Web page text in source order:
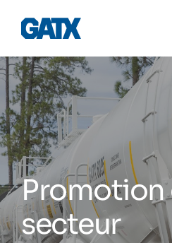
Promotion
secteur